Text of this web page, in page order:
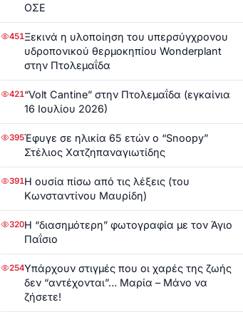
ΟΣΕ
451Ξεκινά η υλοποίηση του υπερσύγχρονου
υδροπονικού θερμοκηπίου Wonderplant
στην Πτολεμαΐδα
421“Volt Cantine” στην Πτολεμαΐδα (εγκαίνια
16 Ιουλίου 2026)
395Έφυγε σε ηλικία 65 ετών ο “Snoopy”
Στέλιος Χατζηπαναγιωτίδης
391Η ουσία πίσω από τις λέξεις (του
Κωνσταντίνου Μαυρίδη)
320Η “διασημότερη” φωτογραφία με τον Άγιο
Παΐσιο
254Υπάρχουν στιγμές που οι χαρές της ζωής
δεν “αντέχονται”… Μαρία – Μάνο να
ζήσετε!